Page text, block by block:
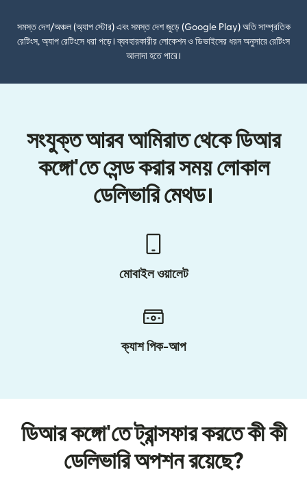
সমস্ত দেশ/অঞ্চল (অ্যাপ স্টোর) এবং সমস্ত দেশ জুড়ে (Google Play) অতি সাম্প্রতিক
রেটিংস, অ্যাপ রেটিংসে ধরা পড়ে। ব্যবহারকারীর লোকেশন ও ডিভাইসের ধরন অনুসারে রেটিংস
আলাদা হতে পারে।
সংযুক্ত আরব আমিরাত থেকে ডিআর
কঙ্গো'তে সেন্ড করার সময় লোকাল
ডেলিভারি মেথড।
মোবাইল ওয়ালেট
ক্যাশ পিক-আপ
ডিআর কঙ্গো'তে ট্রান্সফার করতে কী কী
ডেলিভারি অপশন রয়েছে?